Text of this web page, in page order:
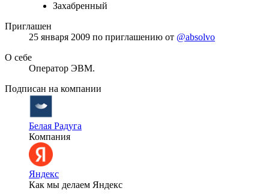
Захабренный
Приглашен
25 января 2009 по приглашению от @absolvo
О себе
Оператор ЭВМ.
Подписан на компании
Белая Радуга
Компания
Яндекс
Как мы делаем Яндекс